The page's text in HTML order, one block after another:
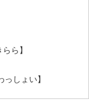
ら】
しょい】